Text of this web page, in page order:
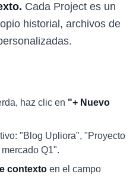
Cada Project es un
historial, archivos de
haz clic en "+ Nuevo
"Blog Upliora", "Proyecto
Q1".
contexto en el campo